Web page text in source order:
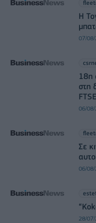
Η
07/
18η
στη
06/
Σε
06/
28/